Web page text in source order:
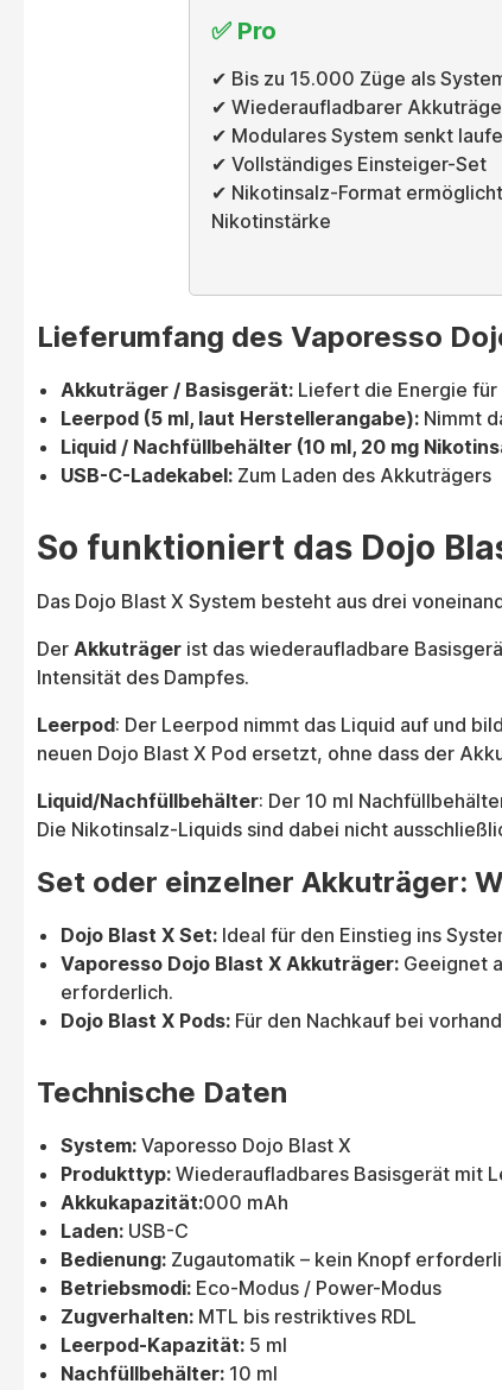
✅ Pro
✔ Bis zu 15.000 Züge als
✔ Wiederaufladbarer
✔ Modulares System senkt
✔ Vollständiges Einsteiger-Set
✔ Nikotinsalz-Format
Nikotinstärke
Lieferumfang des Vaporesso
Akkuträger / Basisgerät: Liefert die Energie für
Leerpod (5 ml, laut Herstellerangabe): Nimmt
Liquid / Nachfüllbehälter (10 ml, 20 mg
USB-C-Ladekabel: Zum Laden des Akkuträgers
So funktioniert das Dojo
Das Dojo Blast X System besteht aus drei
Der Akkuträger ist das wiederaufladbare
Intensität des Dampfes.
Leerpod: Der Leerpod nimmt das Liquid auf und
neuen Dojo Blast X Pod ersetzt, ohne dass der
Liquid/Nachfüllbehälter: Der 10 ml
Die Nikotinsalz-Liquids sind dabei nicht
Set oder einzelner Akkuträger:
Dojo Blast X Set: Ideal für den Einstieg ins
Vaporesso Dojo Blast X Akkuträger: Geeignet
erforderlich.
Dojo Blast X Pods: Für den Nachkauf bei
Technische Daten
System: Vaporesso Dojo Blast X
Produkttyp: Wiederaufladbares Basisgerät mit
Akkukapazität:000 mAh
Laden: USB-C
Bedienung: Zugautomatik – kein Knopf
Betriebsmodi: Eco-Modus / Power-Modus
Zugverhalten: MTL bis restriktives RDL
Leerpod-Kapazität: 5 ml
Nachfüllbehälter: 10 ml